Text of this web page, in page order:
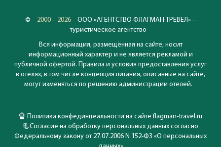
© 2000 – 2026
ООО «АГЕНТСТВО ФЛАГМАН ТРЕВЕЛ» –
туристическое агентство
Вся информация, размещённая на сайте, носит
информационный характер и не является рекламой и
публичной офертой. Правила и условия предоставления услуг
в отелях, в том числе концепция питания, описанные на сайте,
могут изменяться по решению администрации отелей.
🔏 Политика конфединцеальности на сайте flagman-travel.ru
📃Согласие на обработку персональных данных согласно
Федеральному закону от 27.07.2006 N 152-ФЗ «О персональных